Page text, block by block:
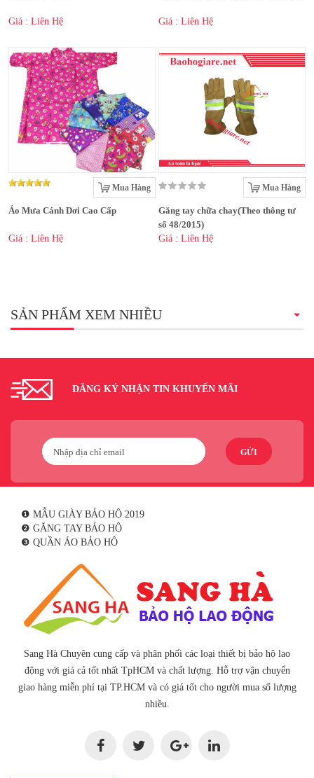
Giá : Liên Hệ Giá : Liên Hệ
Mua Hàng
Áo Mưa Cánh Dơi Cao Cấp
Giá : Liên Hệ
Mua Hàng
Găng tay chữa chay(Theo thông tư
số 48/2015)
Giá : Liên Hệ
SẢN PHẨM XEM NHIỀU
ĐĂNG KÝ NHẬN TIN KHUYẾN MÃI
GỬI
❶ MẪU GIÀY BẢO HỘ 2019
❷ GĂNG TAY BẢO HỘ
❸ QUẦN ÁO BẢO HỘ
Sang Hà Chuyên cung cấp và phân phối các loại thiết bị bảo hộ lao
động với giá cả tốt nhất TpHCM và chất lượng. Hỗ trợ vận chuyển
giao hàng miễn phí tại TP.HCM và có giá tốt cho người mua số lượng
nhiều.